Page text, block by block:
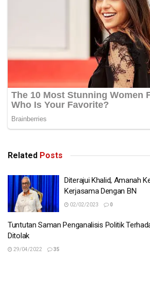
Related Posts
Diterajui Khalid, Amanah
Kerjasama Dengan BN
02/02/2023 0
Tuntutan Saman Penganalisis Politik
Ditolak
29/04/2022 35